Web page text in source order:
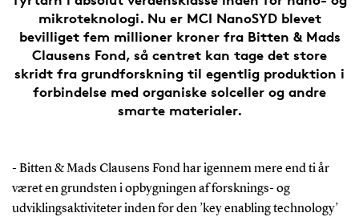
mikroteknologi. Nu er MCI NanoSYD blevet
bevilliget fem millioner kroner fra Bitten & Mads
Clausens Fond, så centret kan tage det store
skridt fra grundforskning til egentlig produktion i
forbindelse med organiske solceller og andre
smarte materialer.
- Bitten & Mads Clausens Fond har igennem mere end ti år
været en grundsten i opbygningen af forsknings- og
udviklingsaktiviteter inden for den ’key enabling technology’